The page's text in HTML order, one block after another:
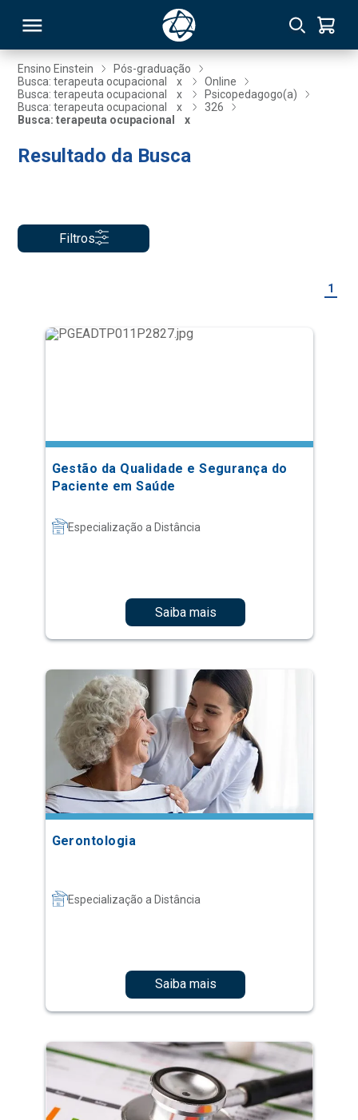
Ensino Einstein
Pós-graduação
Busca: terapeuta ocupacional
x
Online
Busca: terapeuta ocupacional
x
Psicopedagogo(a)
Busca: terapeuta ocupacional
x
326
Busca: terapeuta ocupacional
x
Resultado da Busca
Filtros
1
Gestão da Qualidade e Segurança do
Paciente em Saúde
Especialização a Distância
Saiba mais
Gerontologia
Especialização a Distância
Saiba mais